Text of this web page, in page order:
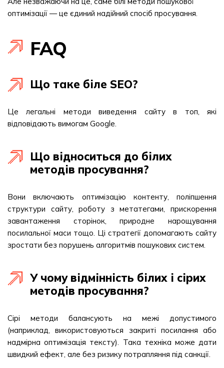
оптимізації — це єдиний надійний спосіб просування.
FAQ
Що таке біле SEO?
Це легальні методи виведення сайту в топ, які
відповідають вимогам Google.
Що відноситься до білих
методів просування?
Вони включають оптимізацію контенту, поліпшення
структури сайту, роботу з метатегами, прискорення
завантаження сторінок, природне нарощування
посилальної маси тощо. Ці стратегії допомагають сайту
зростати без порушень алгоритмів пошукових систем.
У чому відмінність білих і сірих
методів просування?
Сірі методи балансують на межі допустимого
(наприклад, використовуються закриті посилання або
надмірна оптимізація тексту). Така техніка може дати
швидкий ефект, але без ризику потрапляння під санкції.